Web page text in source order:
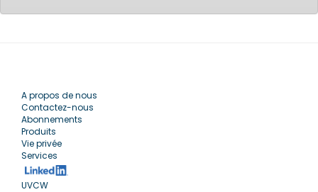
A propos de nous
Contactez-nous
Abonnements
Produits
Vie privée
Services
UVCW